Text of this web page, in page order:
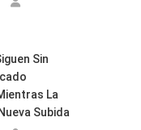
Sin
La
Subida